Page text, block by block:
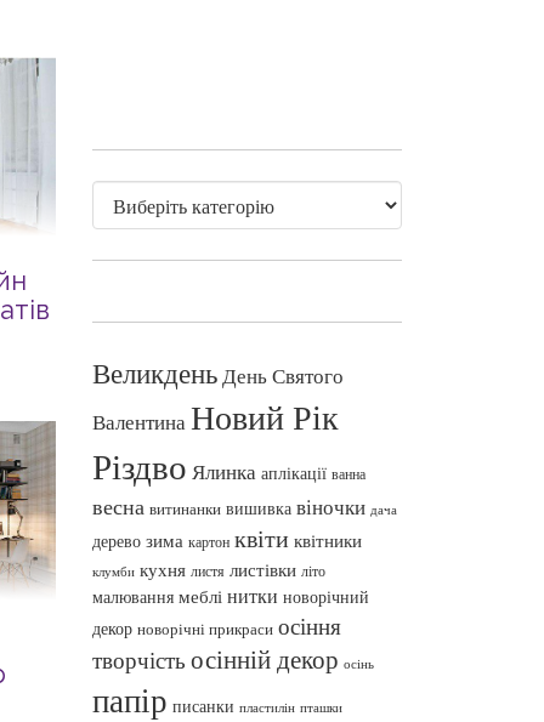
ВеликденьДень Святого
ВалентинаНовий Рік
Різдво Ялинка аплікації ванна
весна витинанки вишивка віночки дача
дерево зима картон квіти квітники
клумби кухня листя листівки літо
малювання меблі нитки новорічний
декор новорічні прикраси осіння
творчість осінній декор осінь
папір писанки пластилін пташки